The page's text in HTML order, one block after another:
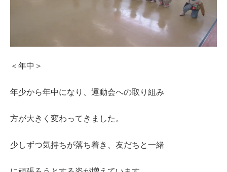
＜年中＞
年少から年中になり、運動会への取り組み
方が大きく変わってきました。
少しずつ気持ちが落ち着き、友だちと一緒